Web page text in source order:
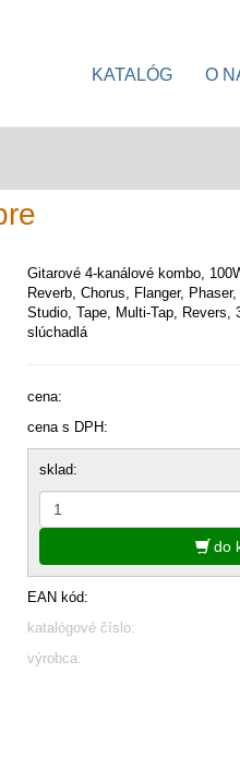
KATALÓG O
Gitarové 4-kanálové kombo,
Reverb, Chorus, Flanger,
Studio, Tape, Multi-Tap, Revers,
slúchadlá
cena:
cena s DPH:
sklad:
do
EAN kód:
katalógové číslo:
výrobca: